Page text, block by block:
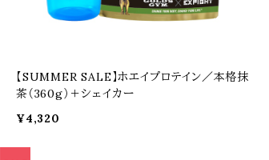
【SUMMER SALE】ホエイプロテイン／本格抹
茶（360g）＋シェイカー
¥4,320